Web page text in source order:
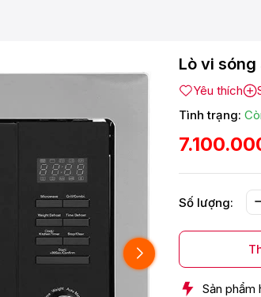
Lò vi
Yêu thích
Tình trạng:
Số lượng:
Sản phẩm